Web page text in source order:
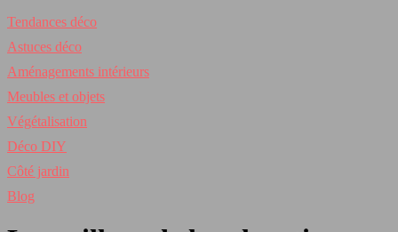
Tendances déco
Astuces déco
Aménagements intérieurs
Meubles et objets
Végétalisation
Déco DIY
Côté jardin
Blog